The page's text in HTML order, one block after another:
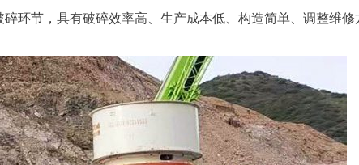
环节，具有破碎效率高、生产成本低、构造简单、调整维修